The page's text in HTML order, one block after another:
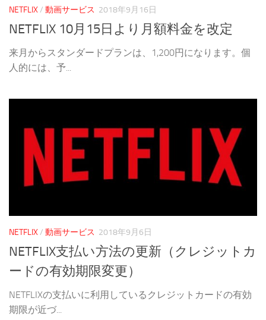
NETFLIX/ 動画サービス 2018年9月16日
NETFLIX 10月15日より月額料金を改定
来月からスタンダードプランは、1,200円になります。個
人的には、予...
NETFLIX/ 動画サービス 2018年9月6日
NETFLIX支払い方法の更新（クレジットカ
ードの有効期限変更）
NETFLIXの支払いに利用しているクレジットカードの有効
期限が近づ...